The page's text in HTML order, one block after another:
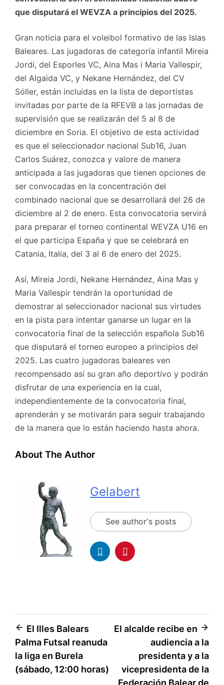
que disputará el WEVZA a principios del 2025.
Gran noticia para el voleibol formativo de las Islas
Baleares. Las jugadoras de categoría infantil Mireia
Jordi, del Esporles VC, Aina Mas i Maria Vallespir,
del Algaida VC, y Nekane Hernández, del CV
Sóller, están incluidas en la lista de deportistas
invitadas por parte de la RFEVB a las jornadas de
supervisión que se realizarán del 5 al 8 de
diciembre en Soria. El objetivo de esta actividad
es que el seleccionador nacional Sub16, Juan
Carlos Suárez, conozca y valore de manera
anticipada a las jugadoras que tienen opciones de
ser convocadas en la concentración del
combinado nacional que se desarrollará del 26 de
diciembre al 2 de enero. Esta convocatoria servirá
para preparar el torneo continental WEVZA U16 en
el que participa España y que se celebrará en
Catania, Italia, del 3 al 6 de enero del 2025.
Así, Mireia Jordi, Nekane Hernández, Aina Mas y
Maria Vallespir tendrán la oportunidad de
demostrar al seleccionador nacional sus virtudes
en la pista para intentar ganarse un lugar en la
convocatoria final de la selección española Sub16
que disputará el torneo europeo a principios del
2025. Las cuatro jugadoras baleares ven
recompensado así su gran año deportivo y podrán
disfrutar de una experiencia en la cual,
independientemente de la convocatoria final,
aprenderán y se motivarán para seguir trabajando
de la manera que lo están haciendo hasta ahora.
About The Author
Gelabert
See author's posts
El Illes Balears
Palma Futsal reanuda
la liga en Burela
(sábado, 12:00 horas)
El alcalde recibe en
audiencia a la
presidenta y a la
vicepresidenta de la
Federación Balear de